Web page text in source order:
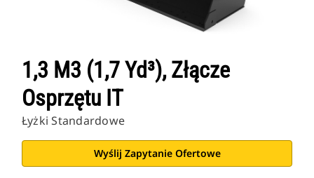
1,3 M3 (1,7 Yd³), Złącze
Osprzętu IT
Łyżki Standardowe
Wyślij Zapytanie Ofertowe